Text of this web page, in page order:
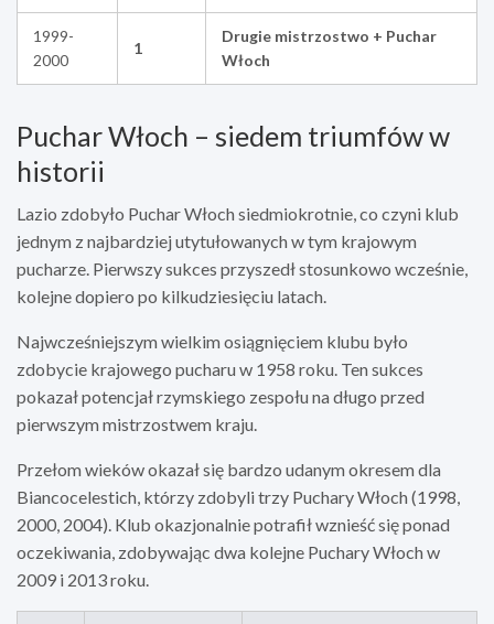
1999-
2000
1
Drugie mistrzostwo + Puchar
Włoch
Puchar Włoch – siedem triumfów w
historii
Lazio zdobyło Puchar Włoch siedmiokrotnie, co czyni klub
jednym z najbardziej utytułowanych w tym krajowym
pucharze. Pierwszy sukces przyszedł stosunkowo wcześnie,
kolejne dopiero po kilkudziesięciu latach.
Najwcześniejszym wielkim osiągnięciem klubu było
zdobycie krajowego pucharu w 1958 roku. Ten sukces
pokazał potencjał rzymskiego zespołu na długo przed
pierwszym mistrzostwem kraju.
Przełom wieków okazał się bardzo udanym okresem dla
Biancocelestich, którzy zdobyli trzy Puchary Włoch (1998,
2000, 2004). Klub okazjonalnie potrafił wznieść się ponad
oczekiwania, zdobywając dwa kolejne Puchary Włoch w
2009 i 2013 roku.